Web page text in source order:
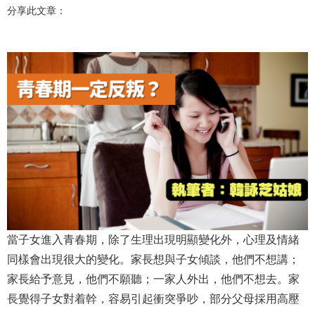
分享此文章：
當子女進入青春期，除了生理出現明顯變化外，心理及情緒
同樣會出現很大的變化。家長想與子女傾談，他們不想講；
家長給予意見，他們不願聽；一家人外出，他們不想去。家
長覺得子女對着幹，容易引起衝突爭吵，部分父母採用高壓